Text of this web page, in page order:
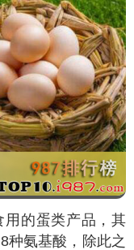
用的蛋类产品，其
种氨基酸，除此之